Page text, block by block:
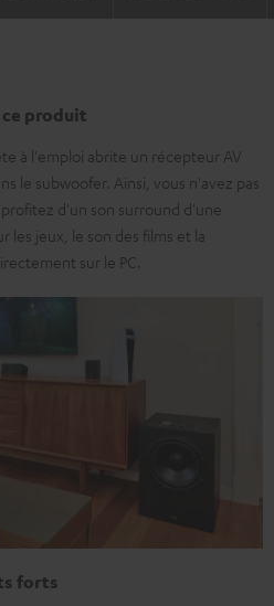
ce produit
à l'emploi abrite un récepteur AV
le subwoofer. Ainsi, vous n'avez pas
d'un son surround d'une
les jeux, le son des films et la
sur le PC.
forts